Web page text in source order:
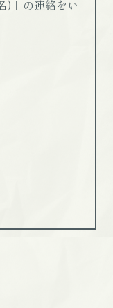
)」の連絡をい